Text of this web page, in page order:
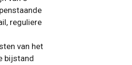
reguliere
van het
bijstand